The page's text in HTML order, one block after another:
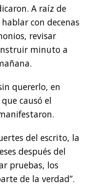
A raíz de
con decenas
revisar
minuto a
quererlo, en
causó el
del escrito, la
después del
pruebas, los
de la verdad”.